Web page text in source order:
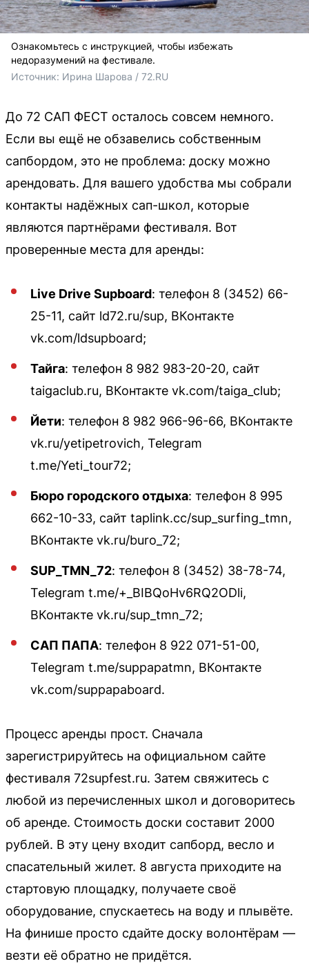
Ознакомьтесь с инструкцией, чтобы избежать
недоразумений на фестивале.
Источник: Ирина Шарова / 72.RU
До 72 САП ФЕСТ осталось совсем немного.
Если вы ещё не обзавелись собственным
сапбордом, это не проблема: доску можно
арендовать. Для вашего удобства мы собрали
контакты надёжных сап-школ, которые
являются партнёрами фестиваля. Вот
проверенные места для аренды:
Live Drive Supboard: телефон 8 (3452) 66-
25-11, сайт ld72.ru/sup, ВКонтакте
vk.com/ldsupboard;
Тайга: телефон 8 982 983-20-20, сайт
taigaclub.ru, ВКонтакте vk.com/taiga_club;
Йети: телефон 8 982 966-96-66, ВКонтакте
vk.ru/yetipetrovich, Telegram
t.me/Yeti_tour72;
Бюро городского отдыха: телефон 8 995
662-10-33, сайт taplink.cc/sup_surfing_tmn,
ВКонтакте vk.ru/buro_72;
SUP_TMN_72: телефон 8 (3452) 38-78-74,
Telegram t.me/+_BIBQoHv6RQ2ODli,
ВКонтакте vk.ru/sup_tmn_72;
САП ПАПА: телефон 8 922 071-51-00,
Telegram t.me/suppapatmn, ВКонтакте
vk.com/suppapaboard.
Процесс аренды прост. Сначала
зарегистрируйтесь на официальном сайте
фестиваля 72supfest.ru. Затем свяжитесь с
любой из перечисленных школ и договоритесь
об аренде. Стоимость доски составит 2000
рублей. В эту цену входит сапборд, весло и
спасательный жилет. 8 августа приходите на
стартовую площадку, получаете своё
оборудование, спускаетесь на воду и плывёте.
На финише просто сдайте доску волонтёрам —
везти её обратно не придётся.